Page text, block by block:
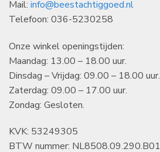
Mail: info@beestachtiggoed.nl
Telefoon: 036-5230258
Onze winkel openingstijden:
Maandag: 13.00 – 18.00 uur.
Dinsdag – Vrijdag: 09.00 – 18.00 uur.
Zaterdag: 09.00 – 17.00 uur.
Zondag: Gesloten.
KVK: 53249305
BTW nummer: NL8508.09.290.B01